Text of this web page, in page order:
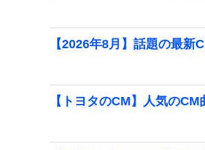
【2026年8月】話題の最新
【トヨタのCM】人気の